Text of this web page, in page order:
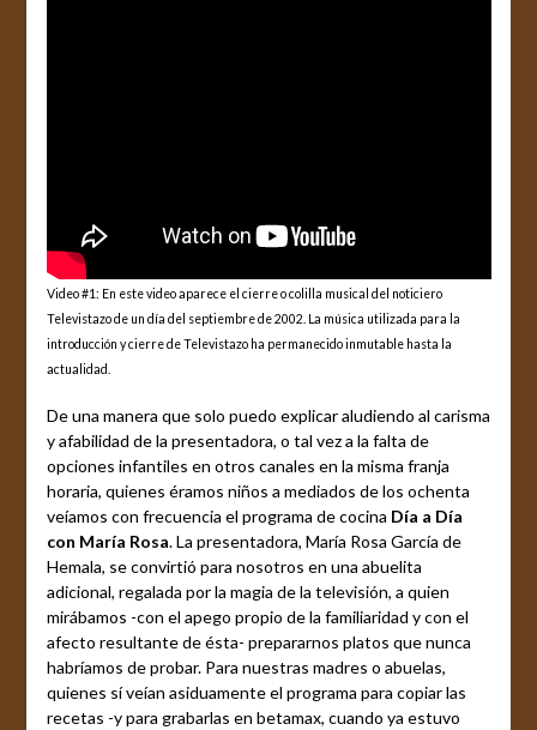
Video #1: En este video aparece el cierre o colilla musical del noticiero
Televistazo de un día del septiembre de 2002. La música utilizada para la
introducción y cierre de Televistazo ha permanecido inmutable hasta la
actualidad.
De una manera que solo puedo explicar aludiendo al carisma
y afabilidad de la presentadora, o tal vez a la falta de
opciones infantiles en otros canales en la misma franja
horaria, quienes éramos niños a mediados de los ochenta
veíamos con frecuencia el programa de cocina Día a Día
con María Rosa. La presentadora, María Rosa García de
Hemala, se convirtió para nosotros en una abuelita
adicional, regalada por la magia de la televisión, a quien
mirábamos -con el apego propio de la familiaridad y con el
afecto resultante de ésta- prepararnos platos que nunca
habríamos de probar. Para nuestras madres o abuelas,
quienes sí veían asiduamente el programa para copiar las
recetas -y para grabarlas en betamax, cuando ya estuvo